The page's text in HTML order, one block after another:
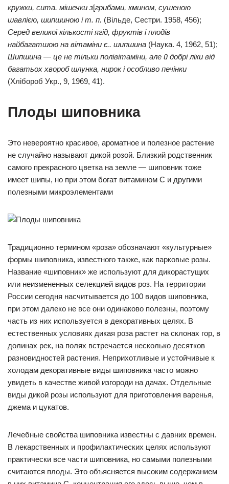
кружки, сита. мішечки з[грибами, кмином, сушеною
шавлією, шипшиною і т. п. (Вільде, Сестри. 1958, 456);
Серед великої кількості ягід, фруктів і плодів
найбагатшою на вітаміни є.. шипшина (Наука. 4, 1962, 51);
Шипшина — це не тільки полівітаміни, але й добрі ліки від
багатьох хвороб шлунка, нирок і особливо печінки
(Хлібороб Укр., 9, 1969, 41).
Плоды шиповника
Это невероятно красивое, ароматное и полезное растение
не случайно называют дикой розой. Близкий родственник
самого прекрасного цветка на земле — шиповник тоже
имеет шипы, но при этом богат витамином С и другими
полезными микроэлементами
Традиционно термином «роза» обозначают «культурные»
формы шиповника, известного также, как парковые розы.
Название «шиповник» же используют для дикорастущих
или неизмененных селекцией видов роз. На территории
России сегодня насчитывается до 100 видов шиповника,
при этом далеко не все они одинаково полезны, поэтому
часть из них используется в декоративных целях. В
естественных условиях дикая роза растет на склонах гор, в
долинах рек, на полях встречается несколько десятков
разновидностей растения. Неприхотливые и устойчивые к
холодам декоративные виды шиповника часто можно
увидеть в качестве живой изгороди на дачах. Отдельные
виды дикой розы используют для приготовления варенья,
джема и цукатов.
Лечебные свойства шиповника известны с давних времен.
В лекарственных и профилактических целях используют
практически все части шиповника, но самыми полезными
считаются плоды. Это объясняется высоким содержанием